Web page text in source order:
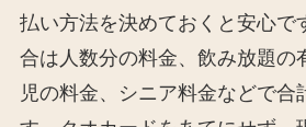
払い方法を決めておくと安心で
合は人数分の料金、飲み放題の
児の料金、シニア料金などで合